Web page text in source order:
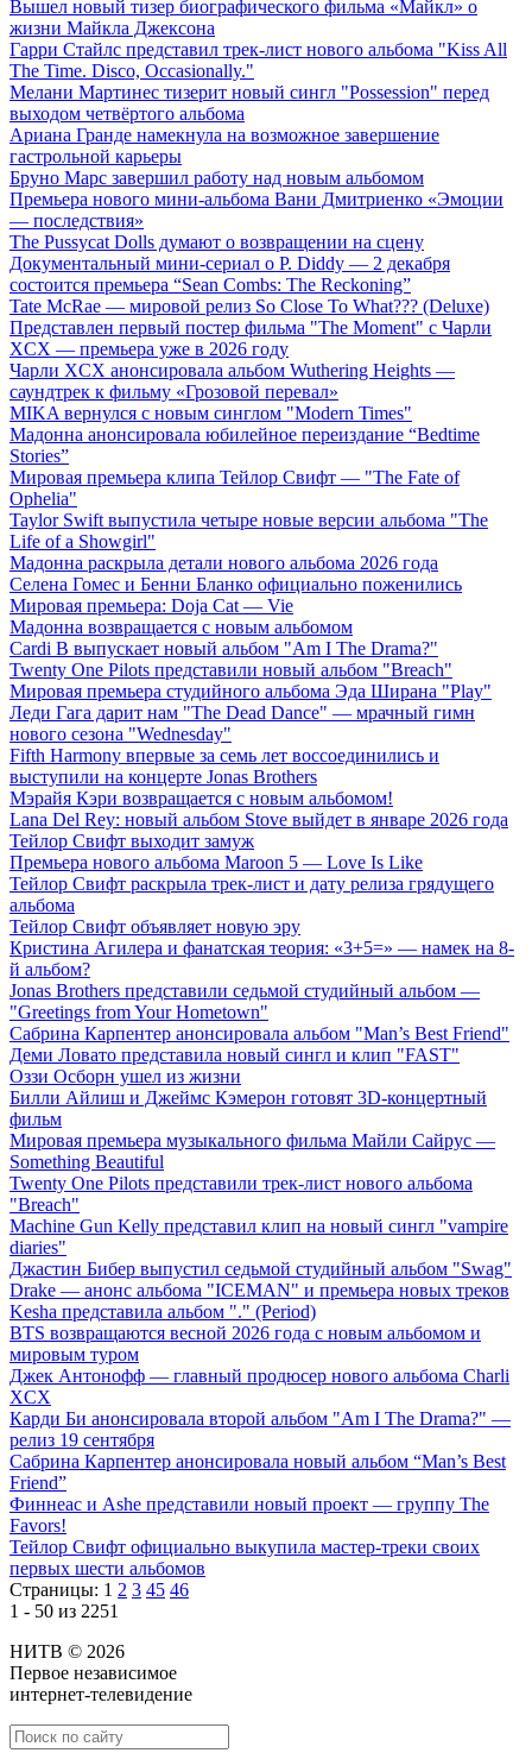
Вышел новый тизер биографического фильма «Майкл» о
жизни Майкла Джексона
Гарри Стайлс представил трек-лист нового альбома "Kiss All
The Time. Disco, Occasionally."
Мелани Мартинес тизерит новый сингл "Possession" перед
выходом четвёртого альбома
Ариана Гранде намекнула на возможное завершение
гастрольной карьеры
Бруно Марс завершил работу над новым альбомом
Премьера нового мини-альбома Вани Дмитриенко «Эмоции
— последствия»
The Pussycat Dolls думают о возвращении на сцену
Документальный мини-сериал о P. Diddy — 2 декабря
состоится премьера “Sean Combs: The Reckoning”
Tate McRae — мировой релиз So Close To What??? (Deluxe)
Представлен первый постер фильма "The Moment" с Чарли
XCX — премьера уже в 2026 году
Чарли XCX анонсировала альбом Wuthering Heights —
саундтрек к фильму «Грозовой перевал»
MIKA вернулся с новым синглом "Modern Times"
Мадонна анонсировала юбилейное переиздание “Bedtime
Stories”
Мировая премьера клипа Тейлор Свифт — "The Fate of
Ophelia"
Taylor Swift выпустила четыре новые версии альбома "The
Life of a Showgirl"
Мадонна раскрыла детали нового альбома 2026 года
Селена Гомес и Бенни Бланко официально поженились
Мировая премьера: Doja Cat — Vie
Мадонна возвращается с новым альбомом
Cardi B выпускает новый альбом "Am I The Drama?"
Twenty One Pilots представили новый альбом "Breach"
Мировая премьера студийного альбома Эда Ширана "Play"
Леди Гага дарит нам "The Dead Dance" — мрачный гимн
нового сезона "Wednesday"
Fifth Harmony впервые за семь лет воссоединились и
выступили на концерте Jonas Brothers
Мэрайя Кэри возвращается с новым альбомом!
Lana Del Rey: новый альбом Stove выйдет в январе 2026 года
Тейлор Свифт выходит замуж
Премьера нового альбома Maroon 5 — Love Is Like
Тейлор Свифт раскрыла трек-лист и дату релиза грядущего
альбома
Тейлор Свифт объявляет новую эру
Кристина Агилера и фанатская теория: «3+5=» — намек на 8-
й альбом?
Jonas Brothers представили седьмой студийный альбом —
"Greetings from Your Hometown"
Сабрина Карпентер анонсировала альбом "Man’s Best Friend"
Деми Ловато представила новый сингл и клип "FAST"
Оззи Осборн ушел из жизни
Билли Айлиш и Джеймс Кэмерон готовят 3D-концертный
фильм
Мировая премьера музыкального фильма Майли Сайрус —
Something Beautiful
Twenty One Pilots представили трек-лист нового альбома
"Breach"
Machine Gun Kelly представил клип на новый сингл "vampire
diaries"
Джастин Бибер выпустил седьмой студийный альбом "Swag"
Drake — анонс альбома "ICEMAN" и премьера новых треков
Kesha представила альбом "." (Period)
BTS возвращаются весной 2026 года с новым альбомом и
мировым туром
Джек Антонофф — главный продюсер нового альбома Charli
XCX
Карди Би анонсировала второй альбом "Am I The Drama?" —
релиз 19 сентября
Сабрина Карпентер анонсировала новый альбом “Man’s Best
Friend”
Финнеас и Ashe представили новый проект — группу The
Favors!
Тейлор Свифт официально выкупила мастер-треки своих
первых шести альбомов
Страницы: 1 2 3 45 46
1 - 50 из 2251
НИТВ © 2026
Первое независимое
интернет-телевидение